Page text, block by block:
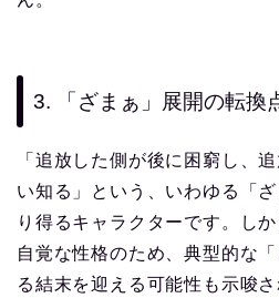
3. 「ざまぁ」展開の転換
「追放した側が後に困窮し、
い知る」という、いわゆる「
り得るキャラクターです。し
自覚な性格のため、典型的な
る結末を迎える可能性も示唆